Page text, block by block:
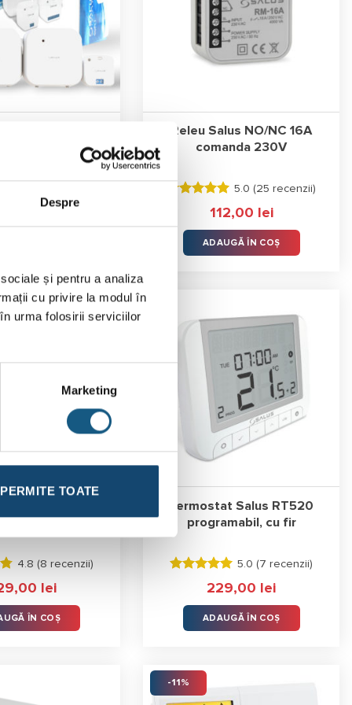
Despre
și pentru a analiza
cu privire la modul în
urma folosirii serviciilor
Marketing
PERMITE TOATE
poți să găsești și termostate programabile cu fir
sau
de 5 ani, iar media din peste 25 de recenzii este de 5/5 stele.
bridge)
Releu Salus NO/NC 16A
comanda 230V
Evaluat la
stele
din 5
5.0 (25 recenzii)
112,00 lei
ADAUGĂ ÎN COȘ
4.8 (8 recenzii)
lei
ÎN COȘ
Termostat Salus RT520
programabil, cu fir
Evaluat la
stele
din 5
5.0 (7 recenzii)
229,00 lei
ADAUGĂ ÎN COȘ
-11%